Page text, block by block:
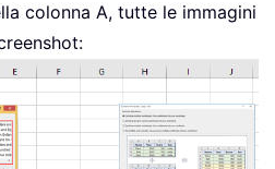
colonna A, tutte le immagini